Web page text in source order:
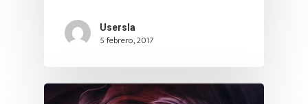
Usersla
5 febrero, 2017